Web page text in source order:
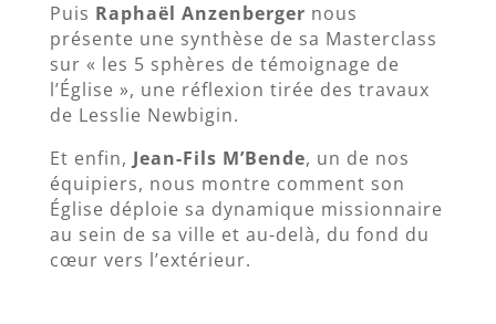
Puis Raphaël Anzenberger nous
présente une synthèse de sa Masterclass
sur « les 5 sphères de témoignage de
l’Église », une réflexion tirée des travaux
de Lesslie Newbigin.
Et enfin, Jean-Fils M’Bende, un de nos
équipiers, nous montre comment son
Église déploie sa dynamique missionnaire
au sein de sa ville et au-delà, du fond du
cœur vers l’extérieur.